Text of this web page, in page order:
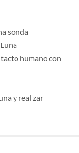
sonda
humano con
y realizar